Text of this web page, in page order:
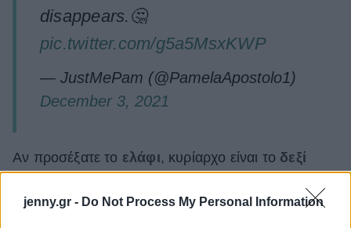
jenny.gr - Do Not Process My Personal Information
disappears.🤔
pic.twitter.com/g5a5MsxKWP
— JustMePam (@PamelaApostolo1)
December 3, 2021
Αν προσέξατε το ελάφι, κυρίαρχο είναι το δεξί
γάτας, είναι τοαριστερό.